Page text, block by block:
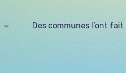
Des communes l’ont fait